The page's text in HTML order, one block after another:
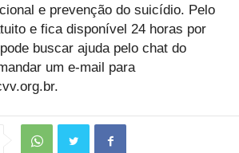
e prevenção do suicídio. Pelo
e fica disponível 24 horas por
buscar ajuda pelo chat do
um e-mail para